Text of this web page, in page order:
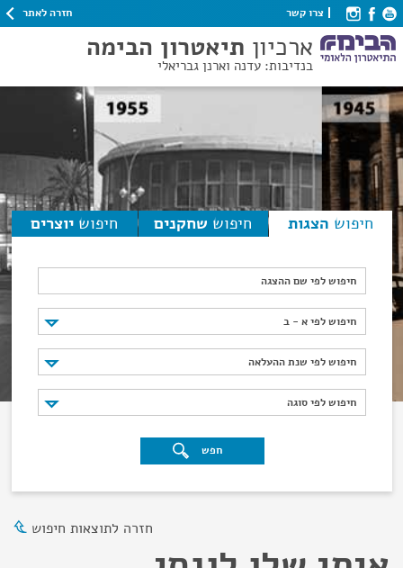
צרו קשר חזרה לאתר
ארכיון תיאטרון הבימה
בנדיבות: עדנה וארנן גבריאלי
חיפוש הצגות חיפוש שחקנים חיפוש יוצרים
חיפוש לפי שם ההצגה
חיפוש לפי א - ב
חיפוש לפי א - ב
חיפוש לפי שנת ההעלאה
חיפוש לפי שנת ההעלאה
חיפוש לפי סוגה
חיפוש לפי סוגה
חפש
חזרה לתוצאות חיפוש